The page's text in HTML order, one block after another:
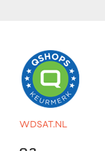
WDSAT.NL